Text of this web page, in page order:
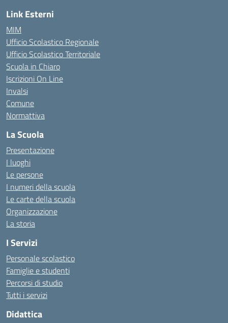
Link Esterni
MIM
Ufficio Scolastico Regionale
Ufficio Scolastico Territoriale
Scuola in Chiaro
Iscrizioni On Line
Invalsi
Comune
Normattiva
La Scuola
Presentazione
I luoghi
Le persone
I numeri della scuola
Le carte della scuola
Organizzazione
La storia
I Servizi
Personale scolastico
Famiglie e studenti
Percorsi di studio
Tutti i servizi
Didattica